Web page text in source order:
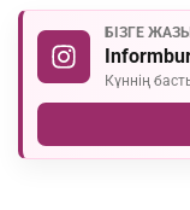
БІЗГЕ
Күннің